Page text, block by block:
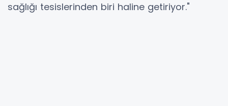
sağlığı tesislerinden biri haline getiriyor."